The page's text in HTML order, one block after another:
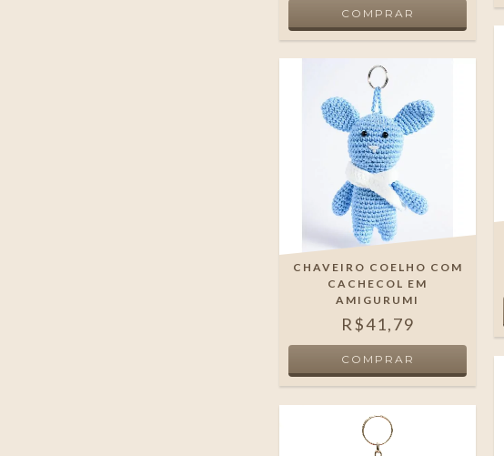
CHAVEIRO COELHO COM
CACHECOL EM
AMIGURUMI
R$41,79